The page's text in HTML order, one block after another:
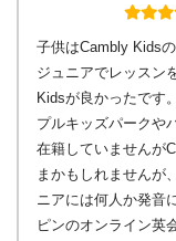
子供はCambly Kids
ジュニアでレッスン
Kidsが良かったです
プルキッズパークや
在籍していませんが
まかもしれませんが
ニアには何人か発音
ピンのオンライン英